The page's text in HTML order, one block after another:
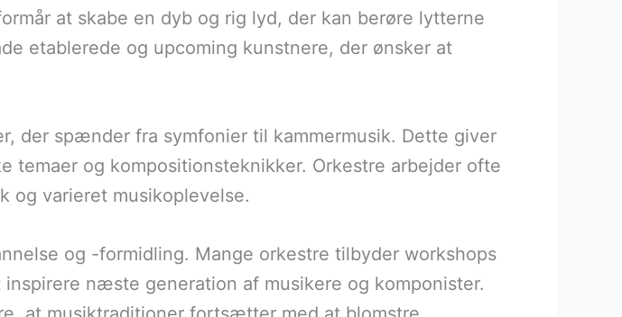
at skabe en dyb og rig lyd, der kan berøre lytterne
etablerede og upcoming kunstnere, der ønsker at
der spænder fra symfonier til kammermusik. Dette giver
temaer og kompositionsteknikker. Orkestre arbejder ofte
og varieret musikoplevelse.
og -formidling. Mange orkestre tilbyder workshops
næste generation af musikere og komponister.